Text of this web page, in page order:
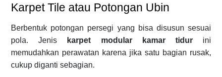
Karpet Tile atau Potongan Ubin
Berbentuk potongan persegi yang bisa disusun sesuai
pola. Jenis
karpet modular kamar tidurini
memudahkan perawatan karena jika satu bagian rusak,
cukup diganti sebagian.